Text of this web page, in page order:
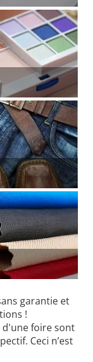
garantie et
!
d'une foire sont
Ceci n’est